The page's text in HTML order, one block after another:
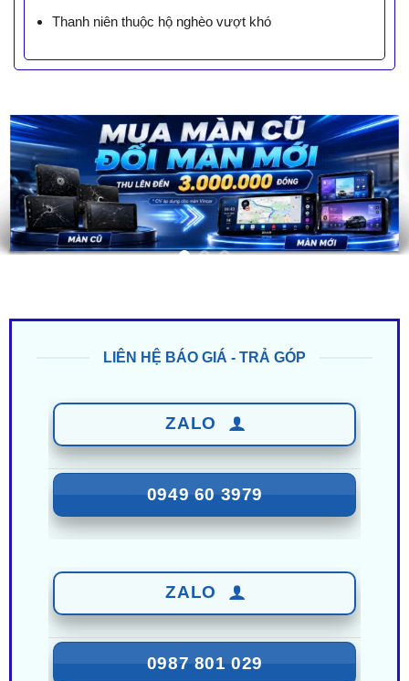
Thanh niên thuộc hộ nghèo vượt khó
0949 60 3979
0987 801 029